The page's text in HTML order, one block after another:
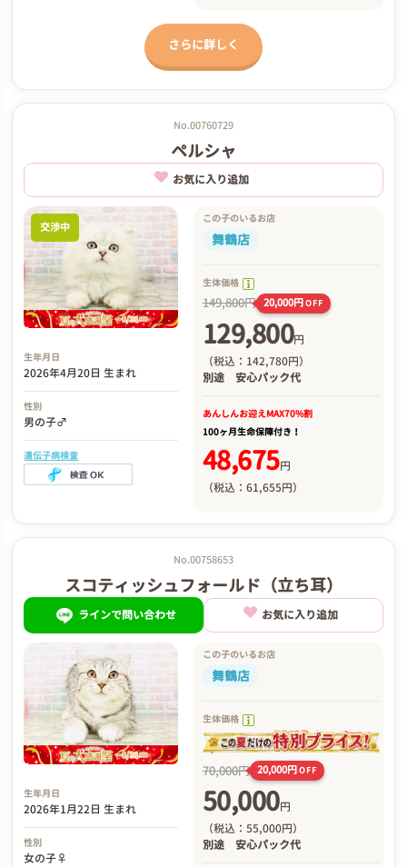
さらに詳しく
No.00760729
ペルシャ
お気に入り追加
交渉中
生年月日
2026年4月20日 生まれ
性別
男の子♂
遺伝子病検査
この子のいるお店
舞鶴店
生体価格
149,800円 20,000円OFF
129,800円
（税込：142,780円）
別途 安心パック代
あんしんお迎えMAX70%割
100ヶ月生命保障付き！
48,675円
（税込：61,655円）
No.00758653
スコティッシュフォールド（立ち耳）
ラインで問い合わせ お気に入り追加
生年月日
2026年1月22日 生まれ
性別
女の子♀
この子のいるお店
舞鶴店
生体価格
70,000円 20,000円OFF
50,000円
（税込：55,000円）
別途 安心パック代